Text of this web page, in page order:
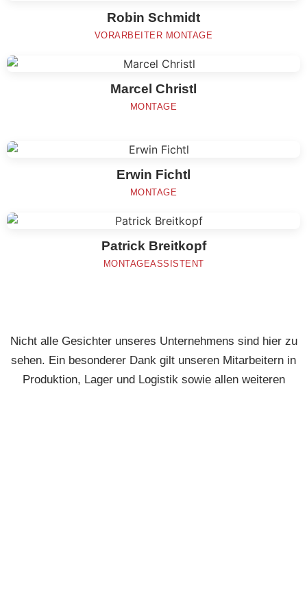
Robin Schmidt
VORARBEITER MONTAGE
Marcel Christl
MONTAGE
Erwin Fichtl
MONTAGE
Patrick Breitkopf
MONTAGEASSISTENT
Nicht alle Gesichter unseres Unternehmens sind hier zu
sehen. Ein besonderer Dank gilt unseren Mitarbeitern in
Produktion, Lager und Logistik sowie allen weiteren